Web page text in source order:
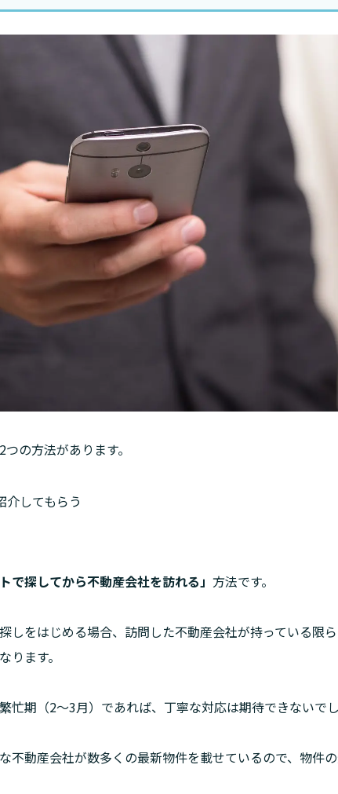
の方法があります。
介してもらう
で探してから不動産会社を訪れる」 方法です。
しをはじめる場合、訪問した不動産会社が持っている限
ります。
忙期（2〜3月）であれば、丁寧な対応は期待できないでし
不動産会社が数多くの最新物件を載せているので、物件